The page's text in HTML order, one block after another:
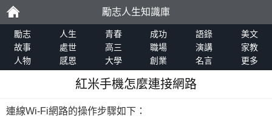
勵
志
勵志人生知識庫
勵志 人生 青春 成功 語錄
美文
故事
處世 高三 職場 演講
家教
人物
感恩 大學 創業 名言 更多
紅米手機怎麼連接網路
連線Wi-Fi網路的操作步驟如下：